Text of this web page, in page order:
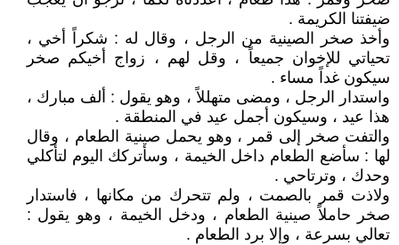
ضيفتنا الكريمة .
وأخذ صخر الصينية من الرجل ، وقال له : شكراً أخي ،
تحياتي للإخوان جميعاً ، وقل لهم ، زواج أخيكم صخر
سيكون غداً مساء .
واستدار الرجل ، ومضى متهللاً ، وهو يقول : ألف مبارك ،
هذا عيد ، وسيكون أجمل عيد في المنطقة .
والتفت صخر إلى قمر ، وهو يحمل صينية الطعام ، وقال
لها : سأضع الطعام داخل الخيمة ، وسأتركك اليوم لتأكلي
وحدك ، وترتاحي .
ولاذت قمر بالصمت ، ولم تتحرك من مكانها ، فاستدار
صخر حاملاً صينية الطعام ، ودخل الخيمة ، وهو يقول :
تعالي بسرعة ، وإلا برد الطعام .